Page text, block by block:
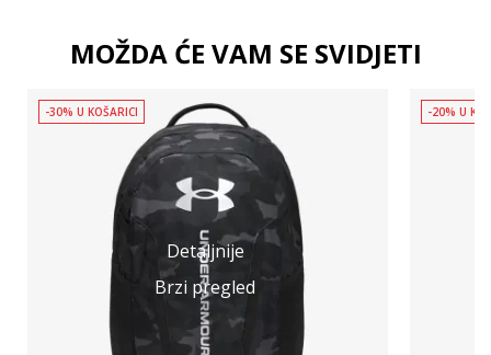
MOŽDA ĆE VAM SE SVIDJETI
Detaljnije
Brzi pregled
-30% U KOŠARICI -20% U